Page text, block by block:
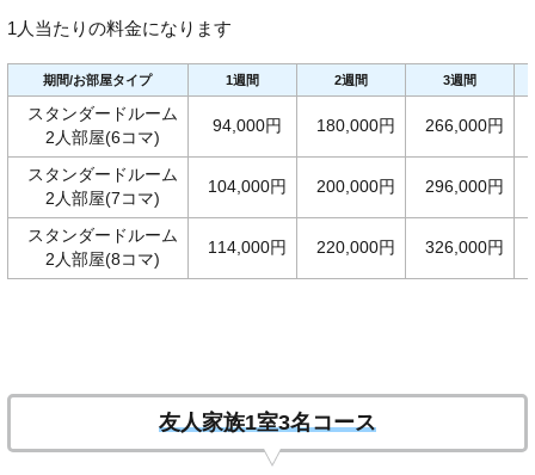
1人当たりの料金になります
期間/お部屋タイプ 1週間 2週間 3週間
スタンダードルーム
2人部屋(6コマ)
94,000円 180,000円 266,000円
スタンダードルーム
2人部屋(7コマ)
104,000円 200,000円 296,000円
スタンダードルーム
2人部屋(8コマ)
114,000円 220,000円 326,000円
友人家族1室3名コース